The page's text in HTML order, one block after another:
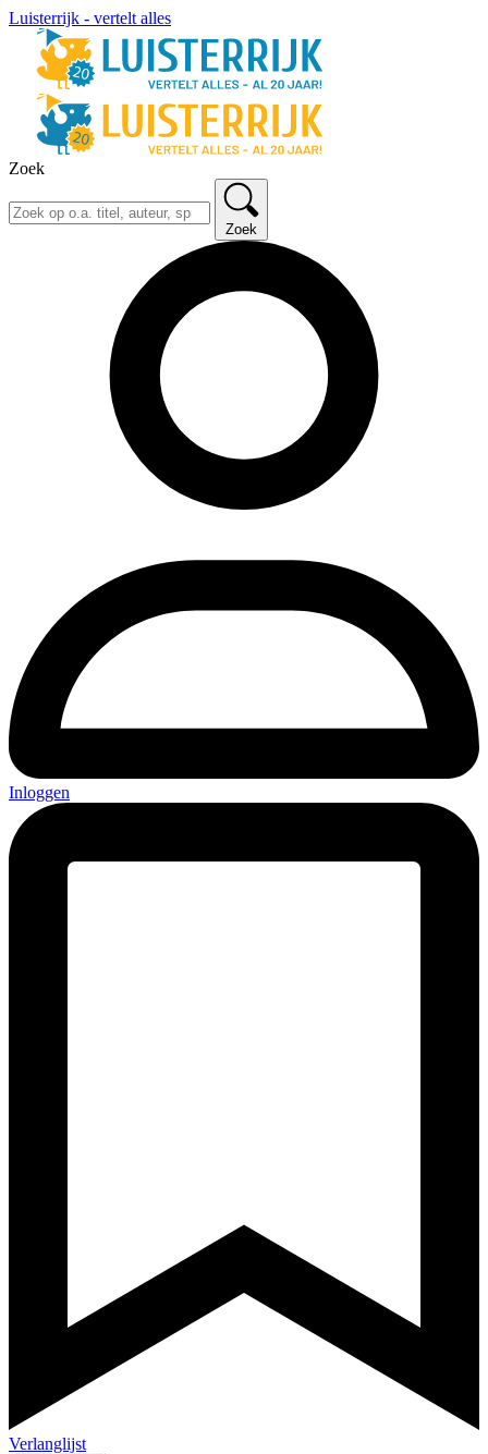
Luisterrijk - vertelt alles
Zoek
Zoek
Inloggen
Verlanglijst